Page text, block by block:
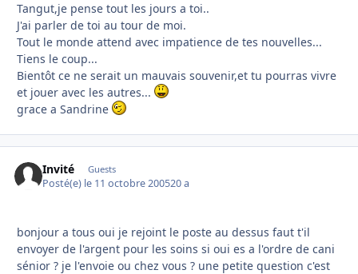
Tangut,je pense tout les jours a toi..
J'ai parler de toi au tour de moi.
Tout le monde attend avec impatience de tes nouvelles...
Tiens le coup...
Bientôt ce ne serait un mauvais souvenir,et tu pourras vivre
et jouer avec les autres...
grace a Sandrine
Invité Guests
Posté(e) le 11 octobre 200520 a
bonjour a tous oui je rejoint le poste au dessus faut t'il
envoyer de l'argent pour les soins si oui es a l'ordre de cani
sénior ? je l'envoie ou chez vous ? une petite question c'est